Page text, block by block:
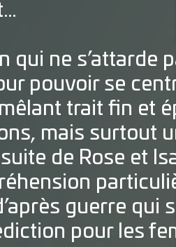
qui ne s’attarde
pouvoir se
trait fin et
mais surtout
suite de Rose et
guerre qui
pour les